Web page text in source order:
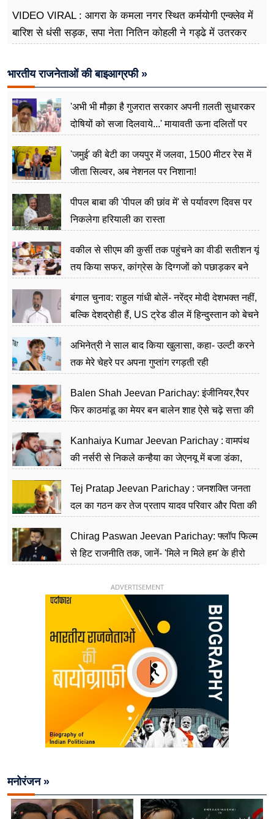
VIDEO VIRAL : आगरा के कमला नगर स्थित कर्मयोगी एन्क्लेव में
बारिश से धंसी सड़क, सपा नेता नितिन कोहली ने गड्ढे में उतरकर
भारतीय राजनेताओं की बाइआग्रफी »
'अभी भी मौक़ा है गुजरात सरकार अपनी ग़लती सुधारकर
दोषियों को सजा दिलवाये...' मायावती ऊना दलितों पर
'जमुई' की बेटी का जयपुर में जलवा, 1500 मीटर रेस में
जीता सिल्वर, अब नेशनल पर निशाना!
पीपल बाबा की 'पीपल की छांव में' से पर्यावरण दिवस पर
निकलेगा हरियाली का रास्ता
वकील से सीएम की कुर्सी तक पहुंचने का वीडी सतीशन यूं
तय किया सफर, कांग्रेस के दिग्गजों को पछाड़कर बने
बंगाल चुनाव: राहुल गांधी बोलें- नरेंद्र मोदी देशभक्त नहीं,
बल्कि देशद्रोही हैं, US ट्रेड डील में हिन्दुस्तान को बेचने
अभिनेत्री ने साल बाद किया खुलासा, कहा- उल्टी करने
तक मेरे चेहरे पर अपना गुप्तांग रगड़ती रही
Balen Shah Jeevan Parichay: इंजीनियर,रैपर
फिर काठमांडू का मेयर बन बालेन शाह ऐसे चढ़े सत्ता की
Kanhaiya Kumar Jeevan Parichay : वामपंथ
की नर्सरी से निकले कन्हैया का जेएनयू में बजा डंका,
Tej Pratap Jeevan Parichay : जनशक्ति जनता
दल का गठन कर तेज प्रताप यादव परिवार और पिता की
Chirag Paswan Jeevan Parichay: फ्लॉप फिल्म
से हिट राजनीति तक, जानें- 'मिले न मिले हम' के हीरो
ADVERTISEMENT
मनोरंजन »